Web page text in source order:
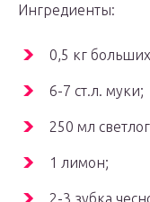
Ингредиенты:
0,5 кг
6-7 ст.л. муки;
250 мл
1 лимон;
2-3 зубка